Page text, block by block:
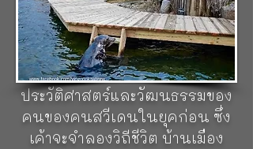
ค่ะ เปิดขึ้นในปี 1891 ที่นี่ได้
รวบรวมบ้านเก่าแก่ของสวีเดน
ตั้งแต่ภาคเหนือจรดใต้มาไว้ในที่
เดียว เพื่อเป็นแหล่งศึกษา
ประวัติศาสตร์และวัฒนธรรมของ
คนของคนสวีเดนในยุคก่อน ซึ่ง
เค้าจะจำลองวิถีชีวิต บ้านเมือง